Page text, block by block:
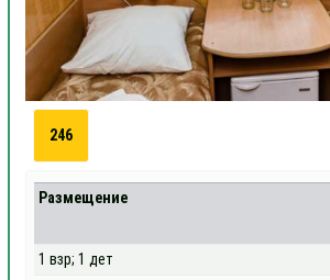
246
Размещение
1 взр; 1 дет